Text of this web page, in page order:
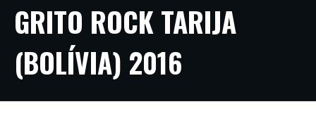
GRITO ROCK TARIJA
(BOLÍVIA) 2016